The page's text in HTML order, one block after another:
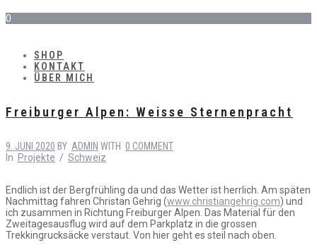
0
SHOP
KONTAKT
ÜBER MICH
Freiburger Alpen: Weisse Sternenpracht
9. JUNI 2020 BY ADMIN WITH 0 COMMENT
In Projekte / Schweiz
Endlich ist der Bergfrühling da und das Wetter ist herrlich. Am späten
Nachmittag fahren Christan Gehrig (www.christiangehrig.com) und
ich zusammen in Richtung Freiburger Alpen. Das Material für den
Zweitagesausflug wird auf dem Parkplatz in die grossen
Trekkingrucksäcke verstaut. Von hier geht es steil nach oben.